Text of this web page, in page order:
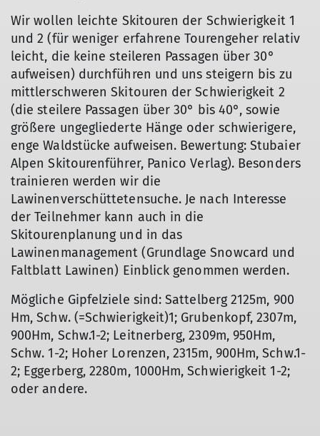
Wir wollen leichte Skitouren der Schwierigkeit 1
und 2 (für weniger erfahrene Tourengeher relativ
leicht, die keine steileren Passagen über 30°
aufweisen) durchführen und uns steigern bis zu
mittlerschweren Skitouren der Schwierigkeit 2
(die steilere Passagen über 30° bis 40°, sowie
größere ungegliederte Hänge oder schwierigere,
enge Waldstücke aufweisen. Bewertung: Stubaier
Alpen Skitourenführer, Panico Verlag). Besonders
trainieren werden wir die
Lawinenverschüttetensuche. Je nach Interesse
der Teilnehmer kann auch in die
Skitourenplanung und in das
Lawinenmanagement (Grundlage Snowcard und
Faltblatt Lawinen) Einblick genommen werden.
Mögliche Gipfelziele sind: Sattelberg 2125m, 900
Hm, Schw. (=Schwierigkeit)1; Grubenkopf, 2307m,
900Hm, Schw.1-2; Leitnerberg, 2309m, 950Hm,
Schw. 1-2; Hoher Lorenzen, 2315m, 900Hm, Schw.1-
2; Eggerberg, 2280m, 1000Hm, Schwierigkeit 1-2;
oder andere.